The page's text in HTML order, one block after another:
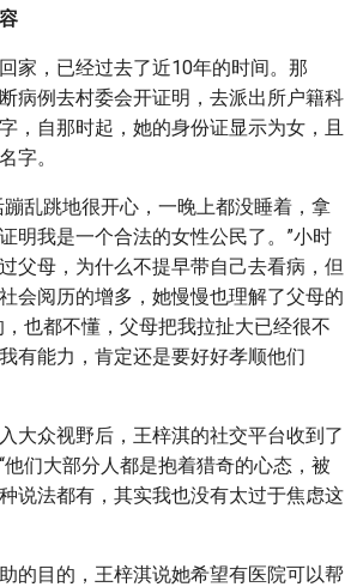
家，已经过去了近10年的时间。那
病例去村委会开证明，去派出所户籍科
，自那时起，她的身份证显示为女，且
字。
蹦乱跳地很开心，一晚上都没睡着，拿
明我是一个合法的女性公民了。”小时
父母，为什么不提早带自己去看病，但
会阅历的增多，她慢慢也理解了父母的
，也都不懂，父母把我拉扯大已经很不
有能力，肯定还是要好好孝顺他们
大众视野后，王梓淇的社交平台收到了
他们大部分人都是抱着猎奇的心态，被
说法都有，其实我也没有太过于焦虑这
的目的，王梓淇说她希望有医院可以帮